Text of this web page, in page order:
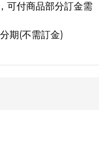
可付商品部分訂金需
期(不需訂金)